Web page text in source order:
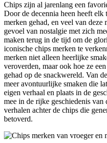
Chips zijn al jarenlang een
Door de decennia heen heeft
merken gehad, en veel van deze
gevoel van nostalgie met zich
maken terug in de tijd om de
iconische chips merken te
merken niet alleen heerlijke
veroverden, maar ook hoe ze
gehad op de snackwereld. Van
meer avontuurlijke smaken die
eigen verhaal en plaats in de
mee in de rijke geschiedenis van
verhalen achter de chips die
betoverd.